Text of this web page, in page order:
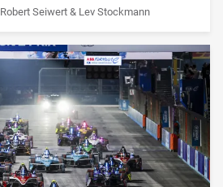
Robert Seiwert & Lev Stockmann